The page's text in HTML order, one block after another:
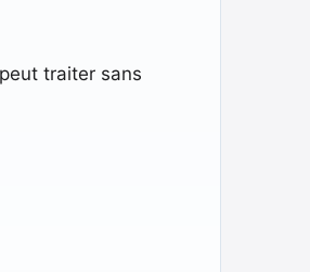
traiter sans